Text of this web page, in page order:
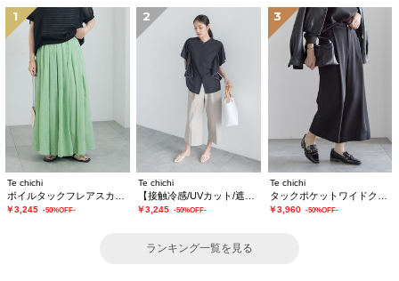
1
Te chichi
￥3,245 -50%OFF-
2
Te chichi
￥3,245 -50%OFF-
3
Te chichi
￥3,960 -50%OFF-
ランキング一覧を見る